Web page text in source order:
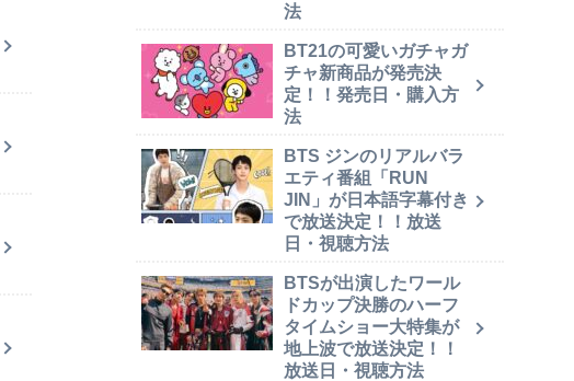
法
BT21の可愛いガチャガ
チャ新商品が発売決
定！！発売日・購入方
法
BTS ジンのリアルバラ
エティ番組「RUN
JIN」が日本語字幕付き
で放送決定！！放送
日・視聴方法
BTSが出演したワール
ドカップ決勝のハーフ
タイムショー大特集が
地上波で放送決定！！
放送日・視聴方法